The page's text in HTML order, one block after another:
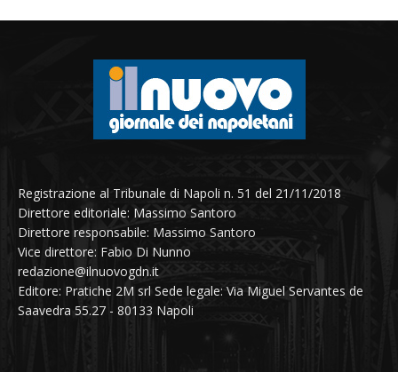
Registrazione al Tribunale di Napoli n. 51 del 21/11/2018
Direttore editoriale: Massimo Santoro
Direttore responsabile: Massimo Santoro
Vice direttore: Fabio Di Nunno
redazione@ilnuovogdn.it
Editore: Pratiche 2M srl Sede legale: Via Miguel Servantes de
Saavedra 55.27 - 80133 Napoli